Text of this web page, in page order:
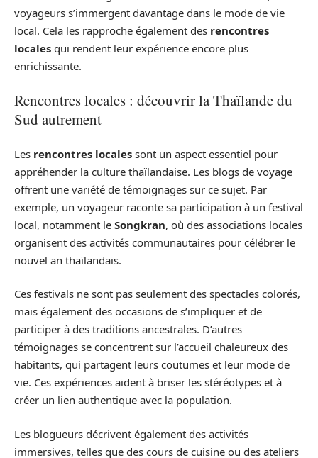
voyageurs s’immergent davantage dans le mode de vie
local. Cela les rapproche également des rencontres
locales qui rendent leur expérience encore plus
enrichissante.
Rencontres locales : découvrir la Thaïlande du
Sud autrement
Les rencontres locales sont un aspect essentiel pour
appréhender la culture thaïlandaise. Les blogs de voyage
offrent une variété de témoignages sur ce sujet. Par
exemple, un voyageur raconte sa participation à un festival
local, notamment le Songkran, où des associations locales
organisent des activités communautaires pour célébrer le
nouvel an thaïlandais.
Ces festivals ne sont pas seulement des spectacles colorés,
mais également des occasions de s’impliquer et de
participer à des traditions ancestrales. D’autres
témoignages se concentrent sur l’accueil chaleureux des
habitants, qui partagent leurs coutumes et leur mode de
vie. Ces expériences aident à briser les stéréotypes et à
créer un lien authentique avec la population.
Les blogueurs décrivent également des activités
immersives, telles que des cours de cuisine ou des ateliers